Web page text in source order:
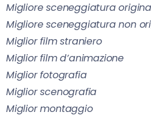
Migliore sceneggiatura
Migliore sceneggiatura non
Miglior film straniero
Miglior film d’animazione
Miglior fotografia
Miglior scenografia
Miglior montaggio